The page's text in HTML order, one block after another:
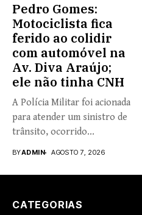
Pedro Gomes:
Motociclista fica
ferido ao colidir
com automóvel na
Av. Diva Araújo;
ele não tinha CNH
A Polícia Militar foi acionada
para atender um sinistro de
trânsito, ocorrido...
BYADMIN AGOSTO 7, 2026
CATEGORIAS